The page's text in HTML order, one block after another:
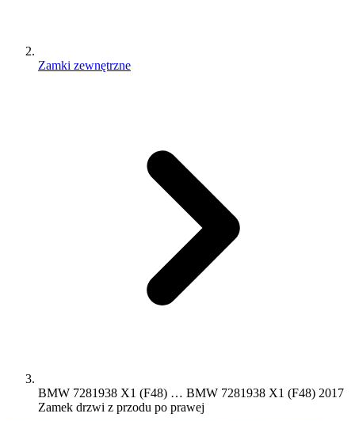
Zamki zewnętrzne
BMW 7281938 X1 (F48) … BMW 7281938 X1 (F48) 2017
Zamek drzwi z przodu po prawej